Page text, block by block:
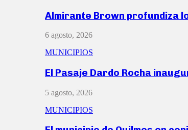
Almirante Brown profundiza
6 agosto, 2026
MUNICIPIOS
El Pasaje Dardo Rocha
5 agosto, 2026
MUNICIPIOS